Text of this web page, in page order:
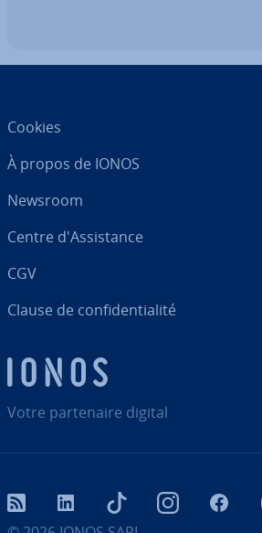
Votre par­te­naire digital
Cookies
À propos de IONOS
Newsroom
Centre d'As­sis­tance
CGV
Clause de con­fi­den­tia­lité
RSS LinkedIn tiktok Instagram